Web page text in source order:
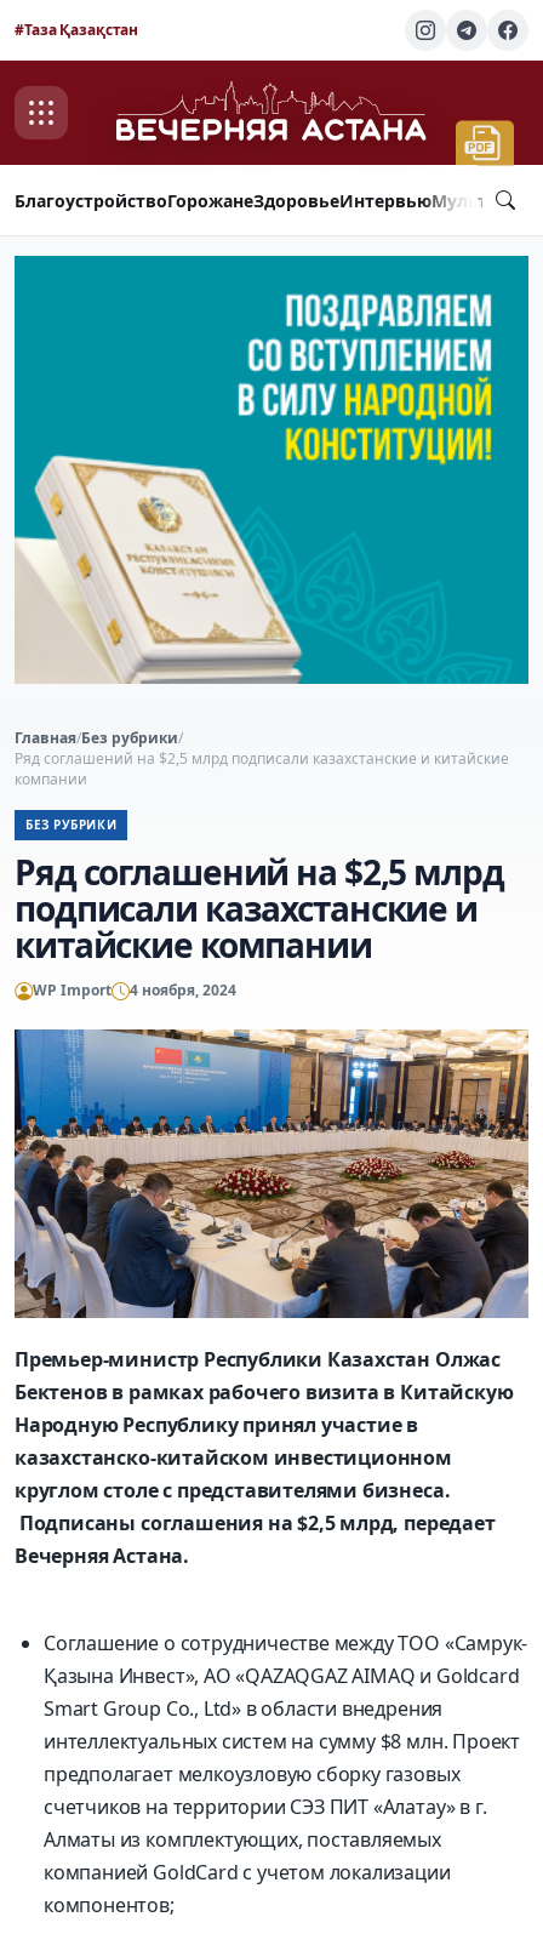
#Таза Қазақстан
БлагоустройствоГорожанеЗдоровьеИнтервью
Главная/Без рубрики/
Ряд соглашений на $2,5 млрд подписали казахстанские и китайские
компании
БЕЗ РУБРИКИ
Ряд соглашений на $2,5 млрд
подписали казахстанские и
китайские компании
WP Import 4 ноября, 2024
Премьер-министр Республики Казахстан Олжас
Бектенов в рамках рабочего визита в Китайскую
Народную Республику принял участие в
казахстанско-китайском инвестиционном
круглом столе с представителями бизнеса.
Подписаны соглашения на $2,5 млрд, передает
Вечерняя Астана.
Соглашение о сотрудничестве между ТОО «Самрук-
Қазына Инвест», АО «QAZAQGAZ AIMAQ и Goldcard
Smart Group Co., Ltd» в области внедрения
интеллектуальных систем на сумму $8 млн. Проект
предполагает мелкоузловую сборку газовых
счетчиков на территории СЭЗ ПИТ «Алатау» в г.
Алматы из комплектующих, поставляемых
компанией GoldCard с учетом локализации
компонентов;